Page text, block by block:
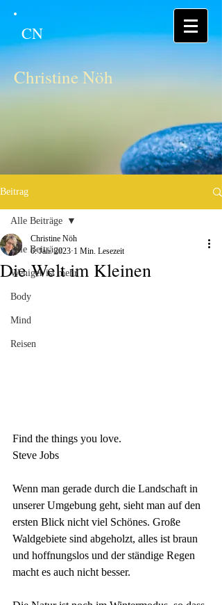
CN
Christine Nöh
Beitrag
Alle Beiträge
Weniger ist mehr
Body
Mind
Reisen
Alle Beiträge
Die Welt im Kleinen
Christine Nöh
6. Jan. 2023 1 Min. Lesezeit
Find the things you love.
Steve Jobs
Wenn man gerade durch die Landschaft in
unserer Umgebung geht, sieht man auf den
ersten Blick nicht viel Schönes. Große
Waldgebiete sind abgeholzt, alles ist braun
und hoffnungslos und der ständige Regen
macht es auch nicht besser.